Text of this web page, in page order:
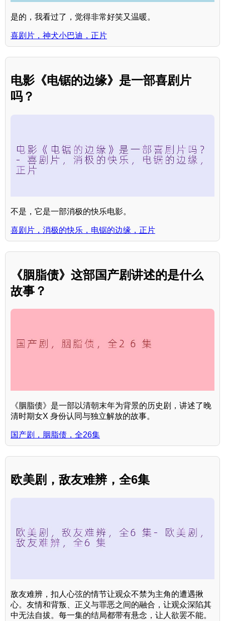
是的，我看过了，觉得非常好笑又温暖。
喜剧片，神犬小巴迪，正片
电影《电锯的边缘》是一部喜剧片
吗？
不是，它是一部消极的快乐电影。
喜剧片，消极的快乐，电锯的边缘，正片
《胭脂债》这部国产剧讲述的是什么
故事？
《胭脂债》是一部以清朝末年为背景的历史剧，讲述了晚
清时期女X 身份认同与独立解放的故事。
国产剧，胭脂债，全26集
欧美剧，敌友难辨，全6集
敌友难辨，扣人心弦的情节让观众不禁为主角的遭遇揪
心。友情和背叛、正义与罪恶之间的融合，让观众深陷其
中无法自拔。每一集的结局都带有悬念，让人欲罢不能。